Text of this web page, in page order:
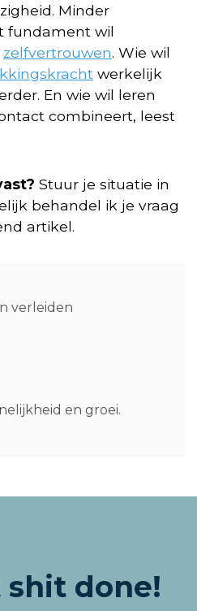
Minder
fundament wil
zelfvertrouwen. Wie wil
werkelijk
En wie wil leren
combineert, leest
Stuur je situatie in
behandel ik je vraag
artikel.
verleiden
en groei.
shit done!